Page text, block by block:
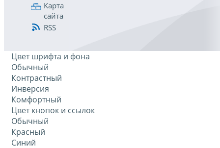
Карта
сайта
RSS
Цвет шрифта и фона
Обычный
Контрастный
Инверсия
Комфортный
Цвет кнопок и ссылок
Обычный
Красный
Синий